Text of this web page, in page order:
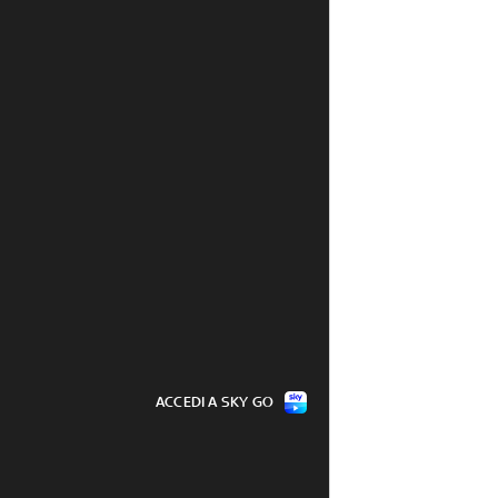
ACCEDI A SKY GO